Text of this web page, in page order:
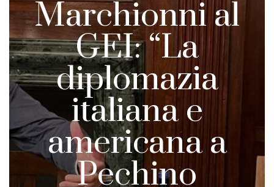
Marchionni al
GEI: “La
diplomazia
italiana e
americana a
Pechino